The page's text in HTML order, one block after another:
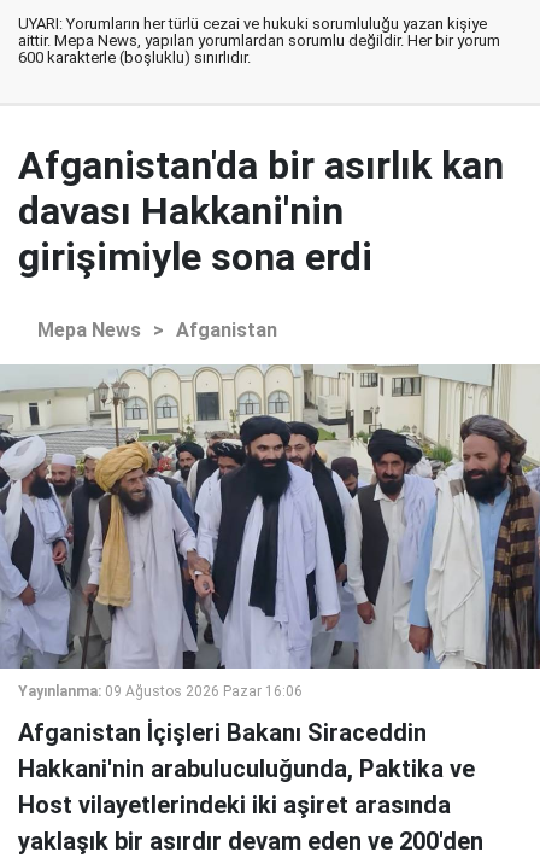
UYARI: Yorumların her türlü cezai ve hukuki sorumluluğu yazan kişiye
aittir. Mepa News, yapılan yorumlardan sorumlu değildir. Her bir yorum
600 karakterle (boşluklu) sınırlıdır.
Afganistan'da bir asırlık kan
davası Hakkani'nin
girişimiyle sona erdi
Mepa News > Afganistan
Yayınlanma: 09 Ağustos 2026 Pazar 16:06
Afganistan İçişleri Bakanı Siraceddin
Hakkani'nin arabuluculuğunda, Paktika ve
Host vilayetlerindeki iki aşiret arasında
yaklaşık bir asırdır devam eden ve 200'den